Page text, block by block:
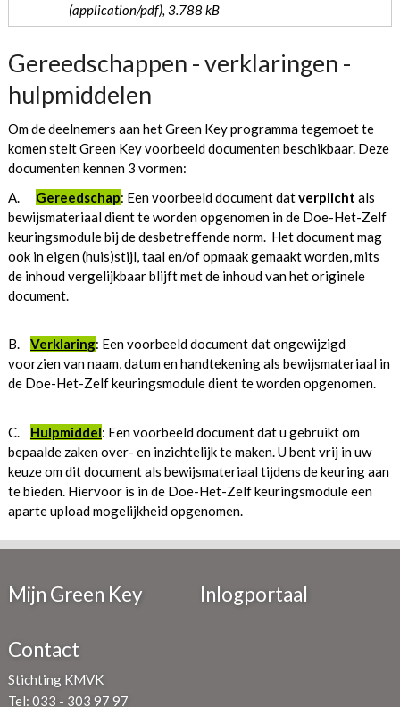
(application/pdf), 3.788 kB
Gereedschappen - verklaringen -
hulpmiddelen
Om de deelnemers aan het Green Key programma tegemoet te
komen stelt Green Key voorbeeld documenten beschikbaar. Deze
documenten kennen 3 vormen:
A. Gereedschap: Een voorbeeld document datverplicht als
bewijsmateriaal dient te worden opgenomen in de Doe-Het-Zelf
keuringsmodule bij de desbetreffende norm. Het document mag
ook in eigen (huis)stijl, taal en/of opmaak gemaakt worden, mits
de inhoud vergelijkbaar blijft met de inhoud van het originele
document.
B. Verklaring: Een voorbeeld document dat ongewijzigd
voorzien van naam, datum en handtekening als bewijsmateriaal in
de Doe-Het-Zelf keuringsmodule dient te worden opgenomen.
C. Hulpmiddel: Een voorbeeld document dat u gebruikt om
bepaalde zaken over- en inzichtelijk te maken. U bent vrij in uw
keuze om dit document als bewijsmateriaal tijdens de keuring aan
te bieden. Hiervoor is in de Doe-Het-Zelf keuringsmodule een
aparte upload mogelijkheid opgenomen.
Mijn Green Key Inlogportaal
Contact
Stichting KMVK
Tel: 033 - 303 97 97